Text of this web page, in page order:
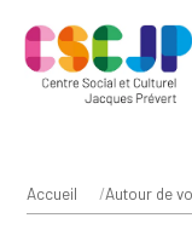
Accueil /Autour de